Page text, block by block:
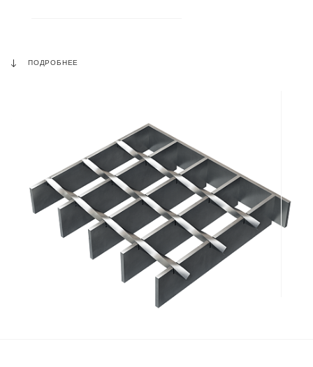
ПОДРОБНЕЕ